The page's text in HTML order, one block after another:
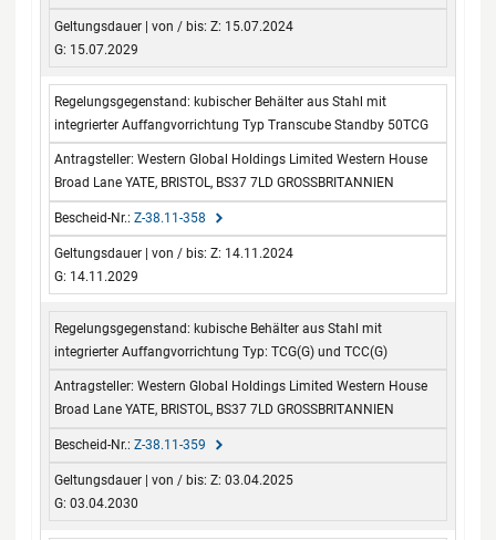
Z: 15.07.2024
G: 15.07.2029
kubischer Behälter aus Stahl mit
integrierter Auffangvorrichtung Typ Transcube Standby 50TCG
Western Global Holdings Limited Western House
Broad Lane YATE, BRISTOL, BS37 7LD GROSSBRITANNIEN
Z-38.11-358
Z: 14.11.2024
G: 14.11.2029
kubische Behälter aus Stahl mit
integrierter Auffangvorrichtung Typ: TCG(G) und TCC(G)
Western Global Holdings Limited Western House
Broad Lane YATE, BRISTOL, BS37 7LD GROSSBRITANNIEN
Z-38.11-359
Z: 03.04.2025
G: 03.04.2030